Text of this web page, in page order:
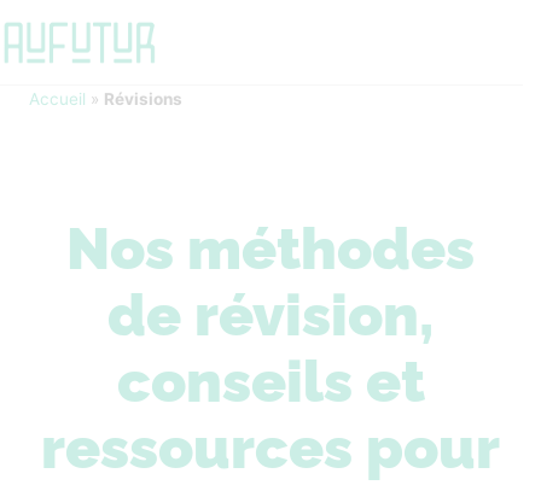
Accueil » Révisions
Nos méthodes
de révision,
conseils et
ressources pour